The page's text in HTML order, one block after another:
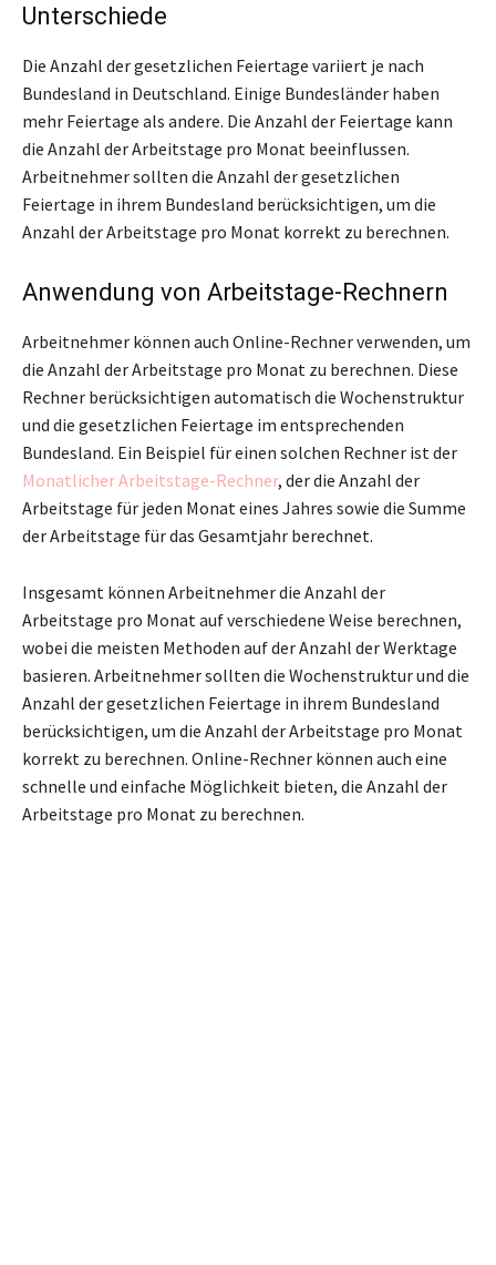
Unterschiede
Die Anzahl der gesetzlichen Feiertage variiert je nach
Bundesland in Deutschland. Einige Bundesländer haben
mehr Feiertage als andere. Die Anzahl der Feiertage kann
die Anzahl der Arbeitstage pro Monat beeinflussen.
Arbeitnehmer sollten die Anzahl der gesetzlichen
Feiertage in ihrem Bundesland berücksichtigen, um die
Anzahl der Arbeitstage pro Monat korrekt zu berechnen.
Anwendung von Arbeitstage-Rechnern
Arbeitnehmer können auch Online-Rechner verwenden, um
die Anzahl der Arbeitstage pro Monat zu berechnen. Diese
Rechner berücksichtigen automatisch die Wochenstruktur
und die gesetzlichen Feiertage im entsprechenden
Bundesland. Ein Beispiel für einen solchen Rechner ist der
Monatlicher Arbeitstage-Rechner, der die Anzahl der
Arbeitstage für jeden Monat eines Jahres sowie die Summe
der Arbeitstage für das Gesamtjahr berechnet.
Insgesamt können Arbeitnehmer die Anzahl der
Arbeitstage pro Monat auf verschiedene Weise berechnen,
wobei die meisten Methoden auf der Anzahl der Werktage
basieren. Arbeitnehmer sollten die Wochenstruktur und die
Anzahl der gesetzlichen Feiertage in ihrem Bundesland
berücksichtigen, um die Anzahl der Arbeitstage pro Monat
korrekt zu berechnen. Online-Rechner können auch eine
schnelle und einfache Möglichkeit bieten, die Anzahl der
Arbeitstage pro Monat zu berechnen.